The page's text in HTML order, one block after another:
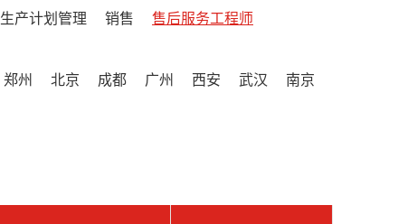
生产计划管理 销售
售后服务工程师
郑州 北京 成都 广州 西安 武汉
南京